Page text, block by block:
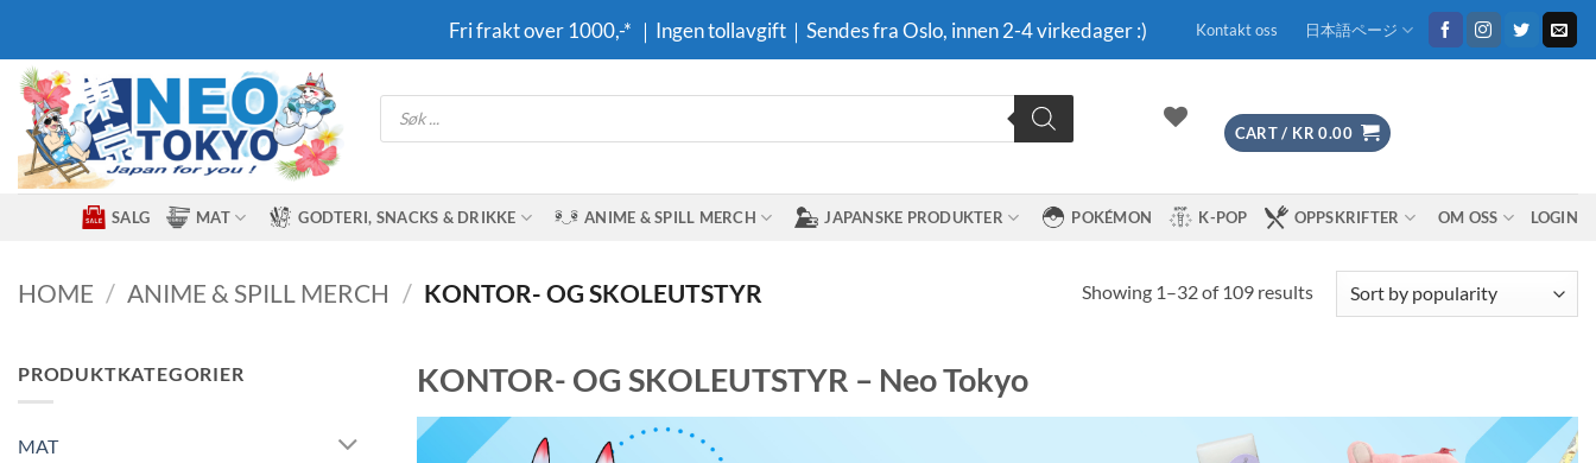
content
Fri frakt over 1000,-* ｜Ingen tollavgift｜Sendes fra Oslo, innen 2-4 virkedager :) Kontakt oss 日本語ページ
Products
search
CART / KR 0.00
SALG MAT GODTERI, SNACKS & DRIKKE ANIME & SPILL MERCH JAPANSKE PRODUKTER POKÉMON K-POP OPPSKRIFTER OM OSS LOGIN
HOME / ANIME & SPILL MERCH / KONTOR- OG SKOLEUTSTYR Showing 1–32 of 109 resultsSorted
PRODUKTKATEGORIER
MAT
KONTOR- OG SKOLEUTSTYR – Neo Tokyo